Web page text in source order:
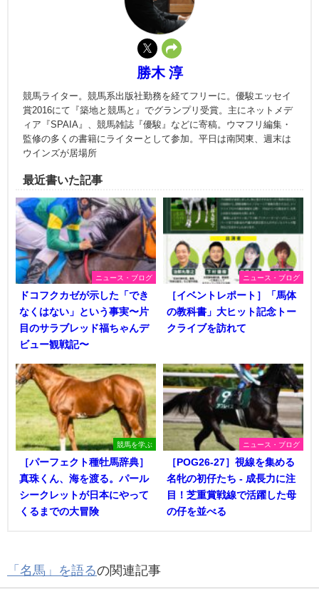
勝木 淳
競馬ライター。競馬系出版社勤務を経てフリーに。優駿エッセイ
賞2016にて『築地と競馬と』でグランプリ受賞。主にネットメデ
ィア『SPAIA』、競馬雑誌『優駿』などに寄稿。ウマフリ編集・
監修の多くの書籍にライターとして参加。平日は南関東、週末は
ウインズが居場所
最近書いた記事
ニュース・ブログ
ドコフクカゼが示した「でき
なくはない」という事実〜片
目のサラブレッド福ちゃんデ
ビュー観戦記〜
ニュース・ブログ
［イベントレポート］「馬体
の教科書」大ヒット記念トー
クライブを訪れて
競馬を学ぶ
［パーフェクト種牡馬辞典］
真珠くん、海を渡る。パール
シークレットが日本にやって
くるまでの大冒険
ニュース・ブログ
［POG26-27］視線を集める
名牝の初仔たち - 成長力に注
目！芝重賞戦線で活躍した母
の仔を並べる
「名馬」を語るの関連記事